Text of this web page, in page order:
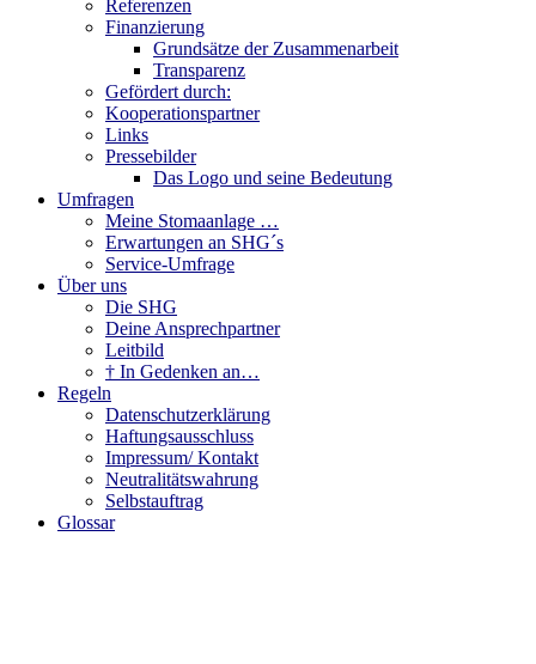
Referenzen
Finanzierung
Grundsätze der Zusammenarbeit
Transparenz
Gefördert durch:
Kooperationspartner
Links
Pressebilder
Das Logo und seine Bedeutung
Umfragen
Meine Stomaanlage …
Erwartungen an SHG´s
Service-Umfrage
Über uns
Die SHG
Deine Ansprechpartner
Leitbild
† In Gedenken an…
Regeln
Datenschutzerklärung
Haftungsausschluss
Impressum/ Kontakt
Neutralitätswahrung
Selbstauftrag
Glossar